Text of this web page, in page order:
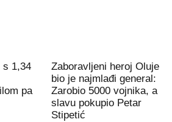
s 1,34
pa
Zaboravljeni heroj Oluje
bio je najmlađi general:
Zarobio 5000 vojnika, a
slavu pokupio Petar
Stipetić